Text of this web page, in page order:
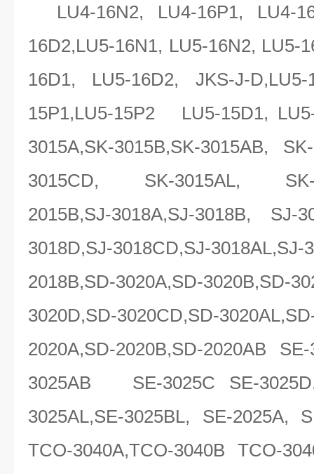
LU4-16N2, LU4-16P1, LU4-
16D2,LU5-16N1, LU5-16N2,
16D1, LU5-16D2, JKS-J-D,LU5-
15P1,LU5-15P2 LU5-15D1,
3015A,SK-3015B,SK-3015AB,
3015CD, SK-3015AL, SK-
2015B,SJ-3018A,SJ-3018B, SJ-
3018D,SJ-3018CD,SJ-3018AL,SJ-
2018B,SD-3020A,SD-3020B,SD-
3020D,SD-3020CD,SD-
2020A,SD-2020B,SD-2020AB
3025AB SE-3025C SE-
3025AL,SE-3025BL, SE-2025A,
TCO-3040A,TCO-3040B TCO-